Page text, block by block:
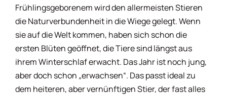
Liebeshoroskop
Männerhoroskop
Modehoroskop
Frühlingsgeborenem wird den allermeisten Stieren
die Naturverbundenheit in die Wiege gelegt. Wenn
sie auf die Welt kommen, haben sich schon die
ersten Blüten geöffnet, die Tiere sind längst aus
ihrem Winterschlaf erwacht. Das Jahr ist noch jung,
aber doch schon „erwachsen“. Das passt ideal zu
dem heiteren, aber vernünftigen Stier, der fast alles